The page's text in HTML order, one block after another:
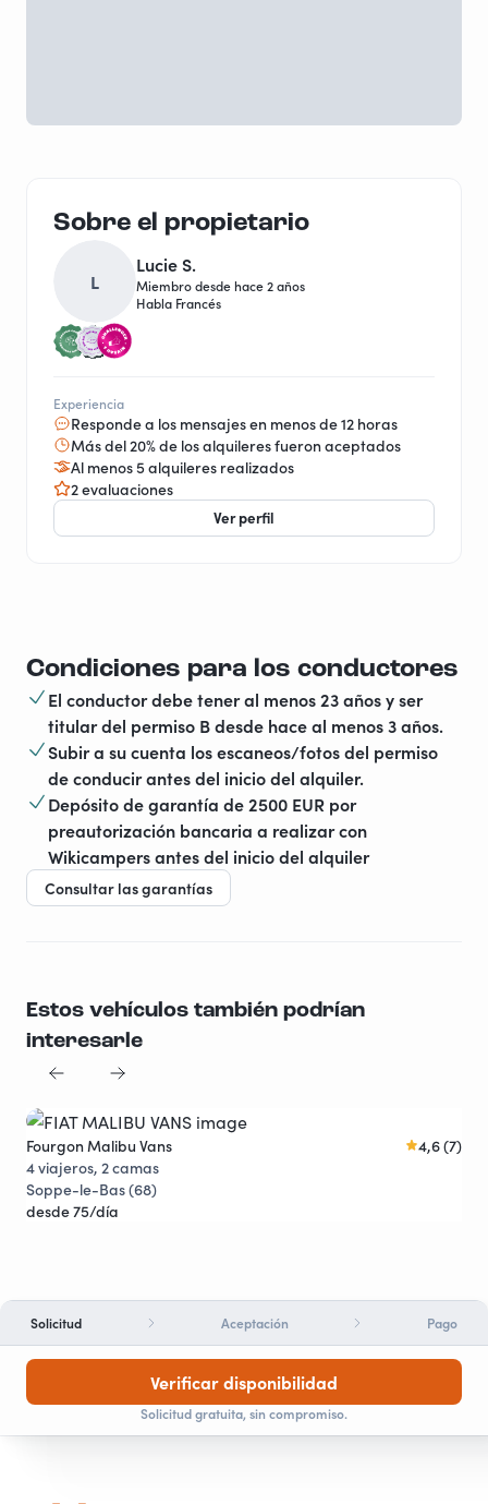
Sobre el propietario
L
Lucie S.
Miembro desde hace 2 años
Habla Francés
Experiencia
Responde a los mensajes en menos de 12 horas
Más del 20% de los alquileres fueron aceptados
Al menos 5 alquileres realizados
2 evaluaciones
Ver perfil
Condiciones para los conductores
El conductor debe tener al menos 23 años y ser
titular del permiso B desde hace al menos 3 años.
Subir a su cuenta los escaneos/fotos del permiso
de conducir antes del inicio del alquiler.
Depósito de garantía de 2500 EUR por
preautorización bancaria a realizar con
Wikicampers antes del inicio del alquiler
Consultar las garantías
Estos vehículos también podrían
interesarle
Joya viajera
Fourgon Malibu Vans
4,6 (7)
4 viajeros, 2 camas
Soppe-le-Bas (68)
desde 75/día
Solicitud Aceptación Pago
Verificar disponibilidad
Solicitud gratuita, sin compromiso.